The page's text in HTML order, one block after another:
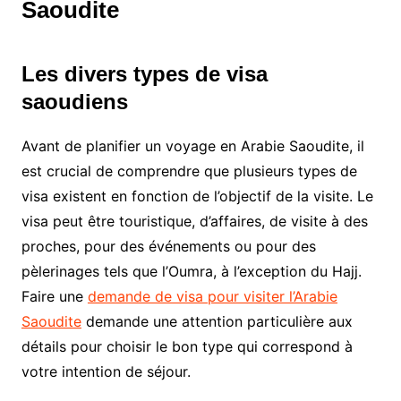
Saoudite
Les divers types de visa
saoudiens
Avant de planifier un voyage en Arabie Saoudite, il
est crucial de comprendre que plusieurs types de
visa existent en fonction de l’objectif de la visite. Le
visa peut être touristique, d’affaires, de visite à des
proches, pour des événements ou pour des
pèlerinages tels que l’Oumra, à l’exception du Hajj.
Faire une demande de visa pour visiter l’Arabie
Saouditedemande une attention particulière aux
détails pour choisir le bon type qui correspond à
votre intention de séjour.